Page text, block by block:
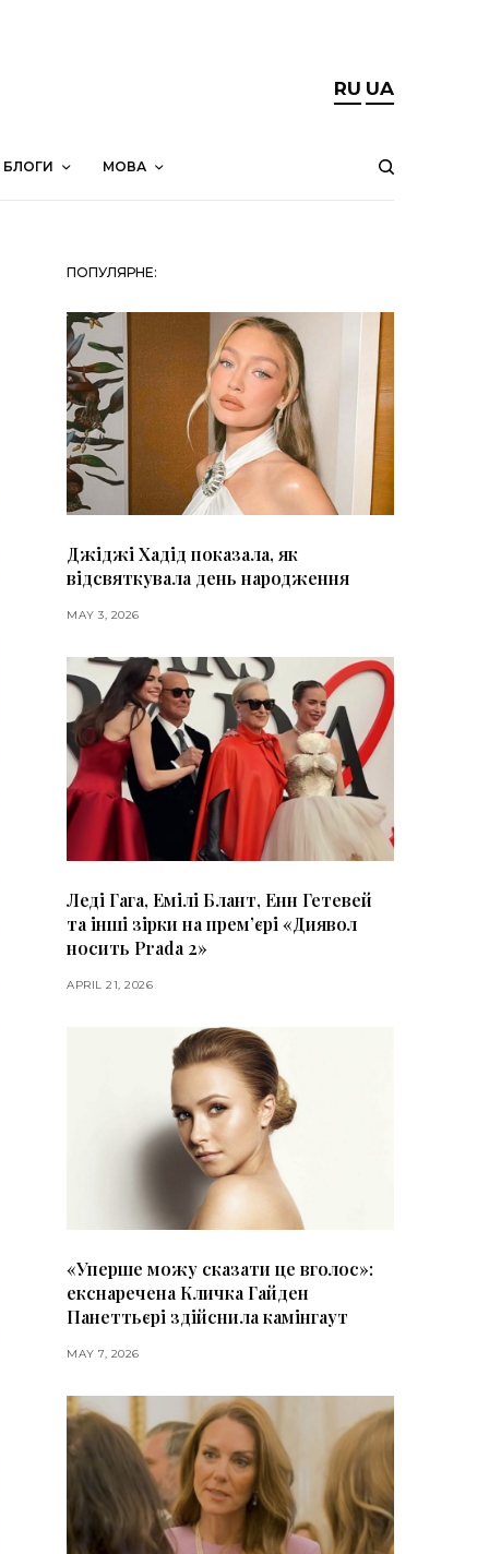
RU UA
БЛОГИ МОВА
ПОПУЛЯРНЕ:
Джіджі Хадід показала, як
відсвяткувала день народження
MAY 3, 2026
Леді Гага, Емілі Блант, Енн Гетевей
та інші зірки на премʼєрі «Диявол
носить Prada 2»
APRIL 21, 2026
«Уперше можу сказати це вголос»:
екснаречена Кличка Гайден
Панеттьєрі здійснила камінгаут
MAY 7, 2026